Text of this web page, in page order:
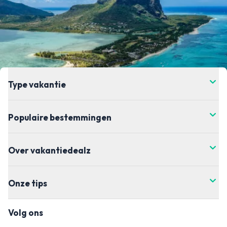
Type vakantie
Populaire bestemmingen
Over vakantiedealz
Onze tips
Volg ons